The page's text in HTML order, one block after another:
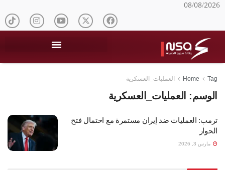
08/08/2026
Home Tag العمليات_العسكرية
الوسم: العمليات_العسكرية
ترمب: العمليات ضد إيران مستمرة مع احتمال فتح
الحوار
مارس 3, 2026